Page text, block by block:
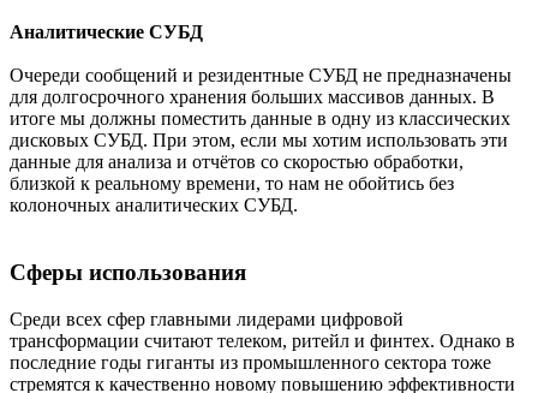
Аналитические СУБД
Очереди сообщений и резидентные СУБД не предназначены
для долгосрочного хранения больших массивов данных. В
итоге мы должны поместить данные в одну из классических
дисковых СУБД. При этом, если мы хотим использовать эти
данные для анализа и отчётов со скоростью обработки,
близкой к реальному времени, то нам не обойтись без
колоночных аналитических СУБД.
Сферы использования
Среди всех сфер главными лидерами цифровой
трансформации считают телеком, ритейл и финтех. Однако в
последние годы гиганты из промышленного сектора тоже
стремятся к качественно новому повышению эффективности